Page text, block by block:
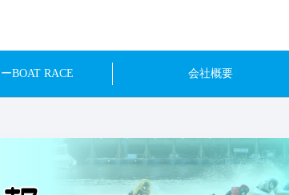
BOAT RACE 会社概要